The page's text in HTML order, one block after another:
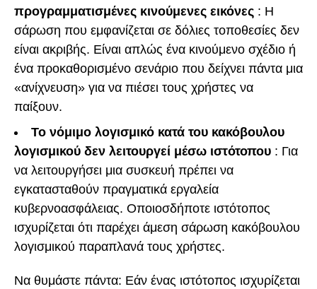
προγραμματισμένες κινούμενες εικόνες : Η
σάρωση που εμφανίζεται σε δόλιες τοποθεσίες δεν
είναι ακριβής. Είναι απλώς ένα κινούμενο σχέδιο ή
ένα προκαθορισμένο σενάριο που δείχνει πάντα μια
«ανίχνευση» για να πιέσει τους χρήστες να
παίξουν.
Το νόμιμο λογισμικό κατά του κακόβουλου
λογισμικού δεν λειτουργεί μέσω ιστότοπου : Για
να λειτουργήσει μια συσκευή πρέπει να
εγκατασταθούν πραγματικά εργαλεία
κυβερνοασφάλειας. Οποιοσδήποτε ιστότοπος
ισχυρίζεται ότι παρέχει άμεση σάρωση κακόβουλου
λογισμικού παραπλανά τους χρήστες.
Να θυμάστε πάντα: Εάν ένας ιστότοπος ισχυρίζεται